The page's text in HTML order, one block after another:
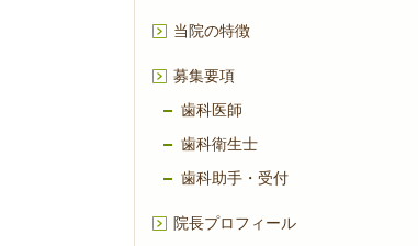
当院の特徴
募集要項
歯科医師
歯科衛生士
歯科助手・受付
院長プロフィール